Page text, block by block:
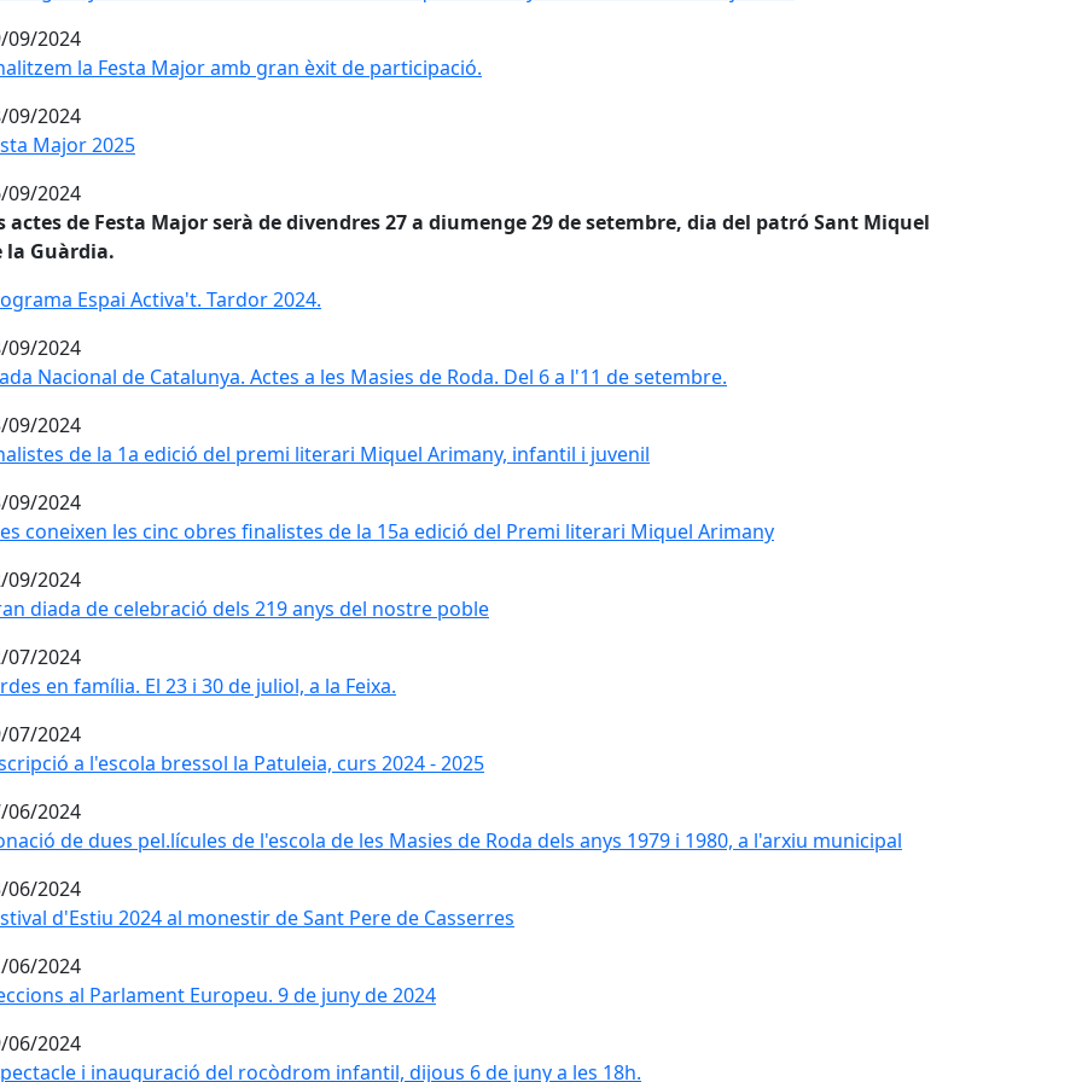
09/2024
la Festa Major amb gran èxit de participació.
la Festa Major amb gran èxit de participació.
09/2024
Major 2025
Major 2025
09/2024
actes de Festa Major serà de divendres 27 a diumenge 29 de setembre, dia del patró Sant Miquel
la Guàrdia.
Espai Activa't. Tardor 2024.
Espai Activa't. Tardor 2024.
09/2024
Nacional de Catalunya. Actes a les Masies de Roda. Del 6 a l'11 de setembre.
Nacional de Catalunya. Actes a les Masies de Roda. Del 6 a l'11 de setembre.
09/2024
de la 1a edició del premi literari Miquel Arimany, infantil i juvenil
de la 1a edició del premi literari Miquel Arimany, infantil i juvenil
09/2024
es coneixen les cinc obres finalistes de la 15a edició del Premi literari Miquel Arimany
es coneixen les cinc obres finalistes de la 15a edició del Premi literari Miquel Arimany
09/2024
diada de celebració dels 219 anys del nostre poble
diada de celebració dels 219 anys del nostre poble
07/2024
en família. El 23 i 30 de juliol, a la Feixa.
en família. El 23 i 30 de juliol, a la Feixa.
07/2024
a l'escola bressol la Patuleia, curs 2024 - 2025
a l'escola bressol la Patuleia, curs 2024 - 2025
06/2024
de dues pel.lícules de l'escola de les Masies de Roda dels anys 1979 i 1980, a l'arxiu municipal
de dues pel.lícules de l'escola de les Masies de Roda dels anys 1979 i 1980, a l'arxiu municipal
06/2024
d'Estiu 2024 al monestir de Sant Pere de Casserres
d'Estiu 2024 al monestir de Sant Pere de Casserres
06/2024
al Parlament Europeu. 9 de juny de 2024
al Parlament Europeu. 9 de juny de 2024
06/2024
i inauguració del rocòdrom infantil, dijous 6 de juny a les 18h.
i inauguració del rocòdrom infantil, dijous 6 de juny a les 18h.